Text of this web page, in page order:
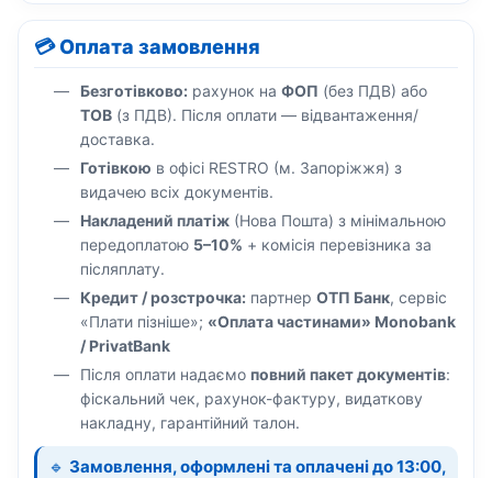
💳 Оплата замовлення
Безготівково: рахунок на ФОП (без ПДВ) або
ТОВ (з ПДВ). Після оплати — відвантаження/
доставка.
Готівкою в офісі RESTRO (м. Запоріжжя) з
видачею всіх документів.
Накладений платіж (Нова Пошта) з мінімальною
передоплатою 5–10% + комісія перевізника за
післяплату.
Кредит / розстрочка: партнер ОТП Банк, сервіс
«Плати пізніше»; «Оплата частинами» Monobank
/ PrivatBank
Після оплати надаємо повний пакет документів:
фіскальний чек, рахунок-фактуру, видаткову
накладну, гарантійний талон.
🔹 Замовлення, оформлені та оплачені до 13:00,